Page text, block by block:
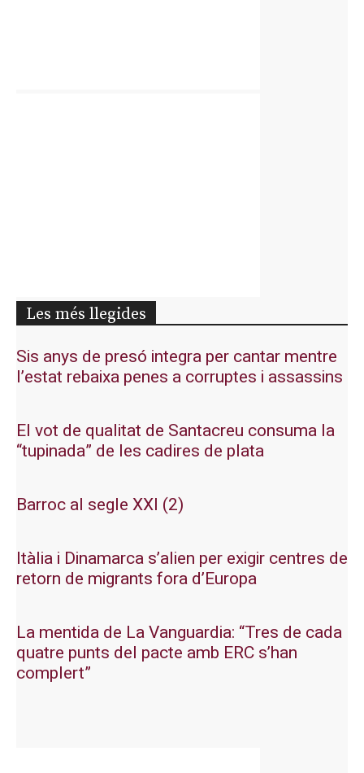
Les més llegides
Sis anys de presó integra per cantar mentre
l’estat rebaixa penes a corruptes i assassins
El vot de qualitat de Santacreu consuma la
“tupinada” de les cadires de plata
Barroc al segle XXI (2)
Itàlia i Dinamarca s’alien per exigir centres de
retorn de migrants fora d’Europa
La mentida de La Vanguardia: “Tres de cada
quatre punts del pacte amb ERC s’han
complert”